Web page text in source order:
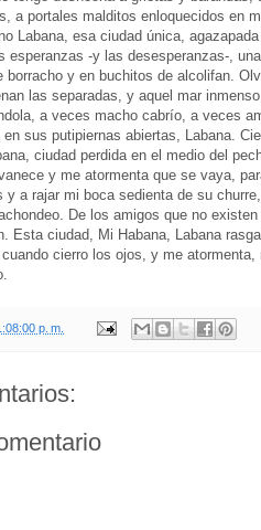
a portales malditos enloquecidos en
Labana, esa ciudad única,
esperanzas -y las desesperanzas-,
borracho y en buchitos de alcolifan.
las separadas, y aquel mar
a veces macho cabrío, a veces
sus putipiernas abiertas, Labana.
ciudad perdida en el medio del
y me atormenta que se vaya,
y a rajar mi boca sedienta de su
De los amigos que no
Esta ciudad, Mi Habana, Labana
cierro los ojos, y me atormenta,
p. m.